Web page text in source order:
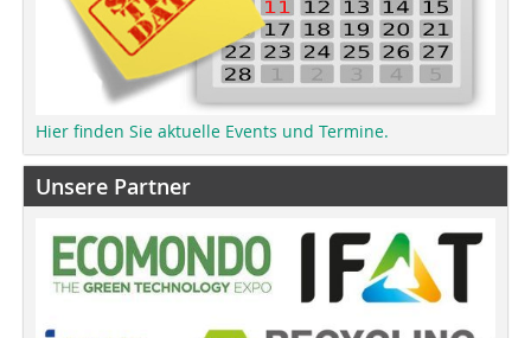
Hier finden Sie aktuelle Events und Termine.
Unsere Partner